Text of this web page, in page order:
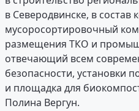
в Северодвинске, в состав
мусоросортировочный
размещения ТКО и
отвечающий всем
безопасности, установки
и площадка для
Полина Вергун.